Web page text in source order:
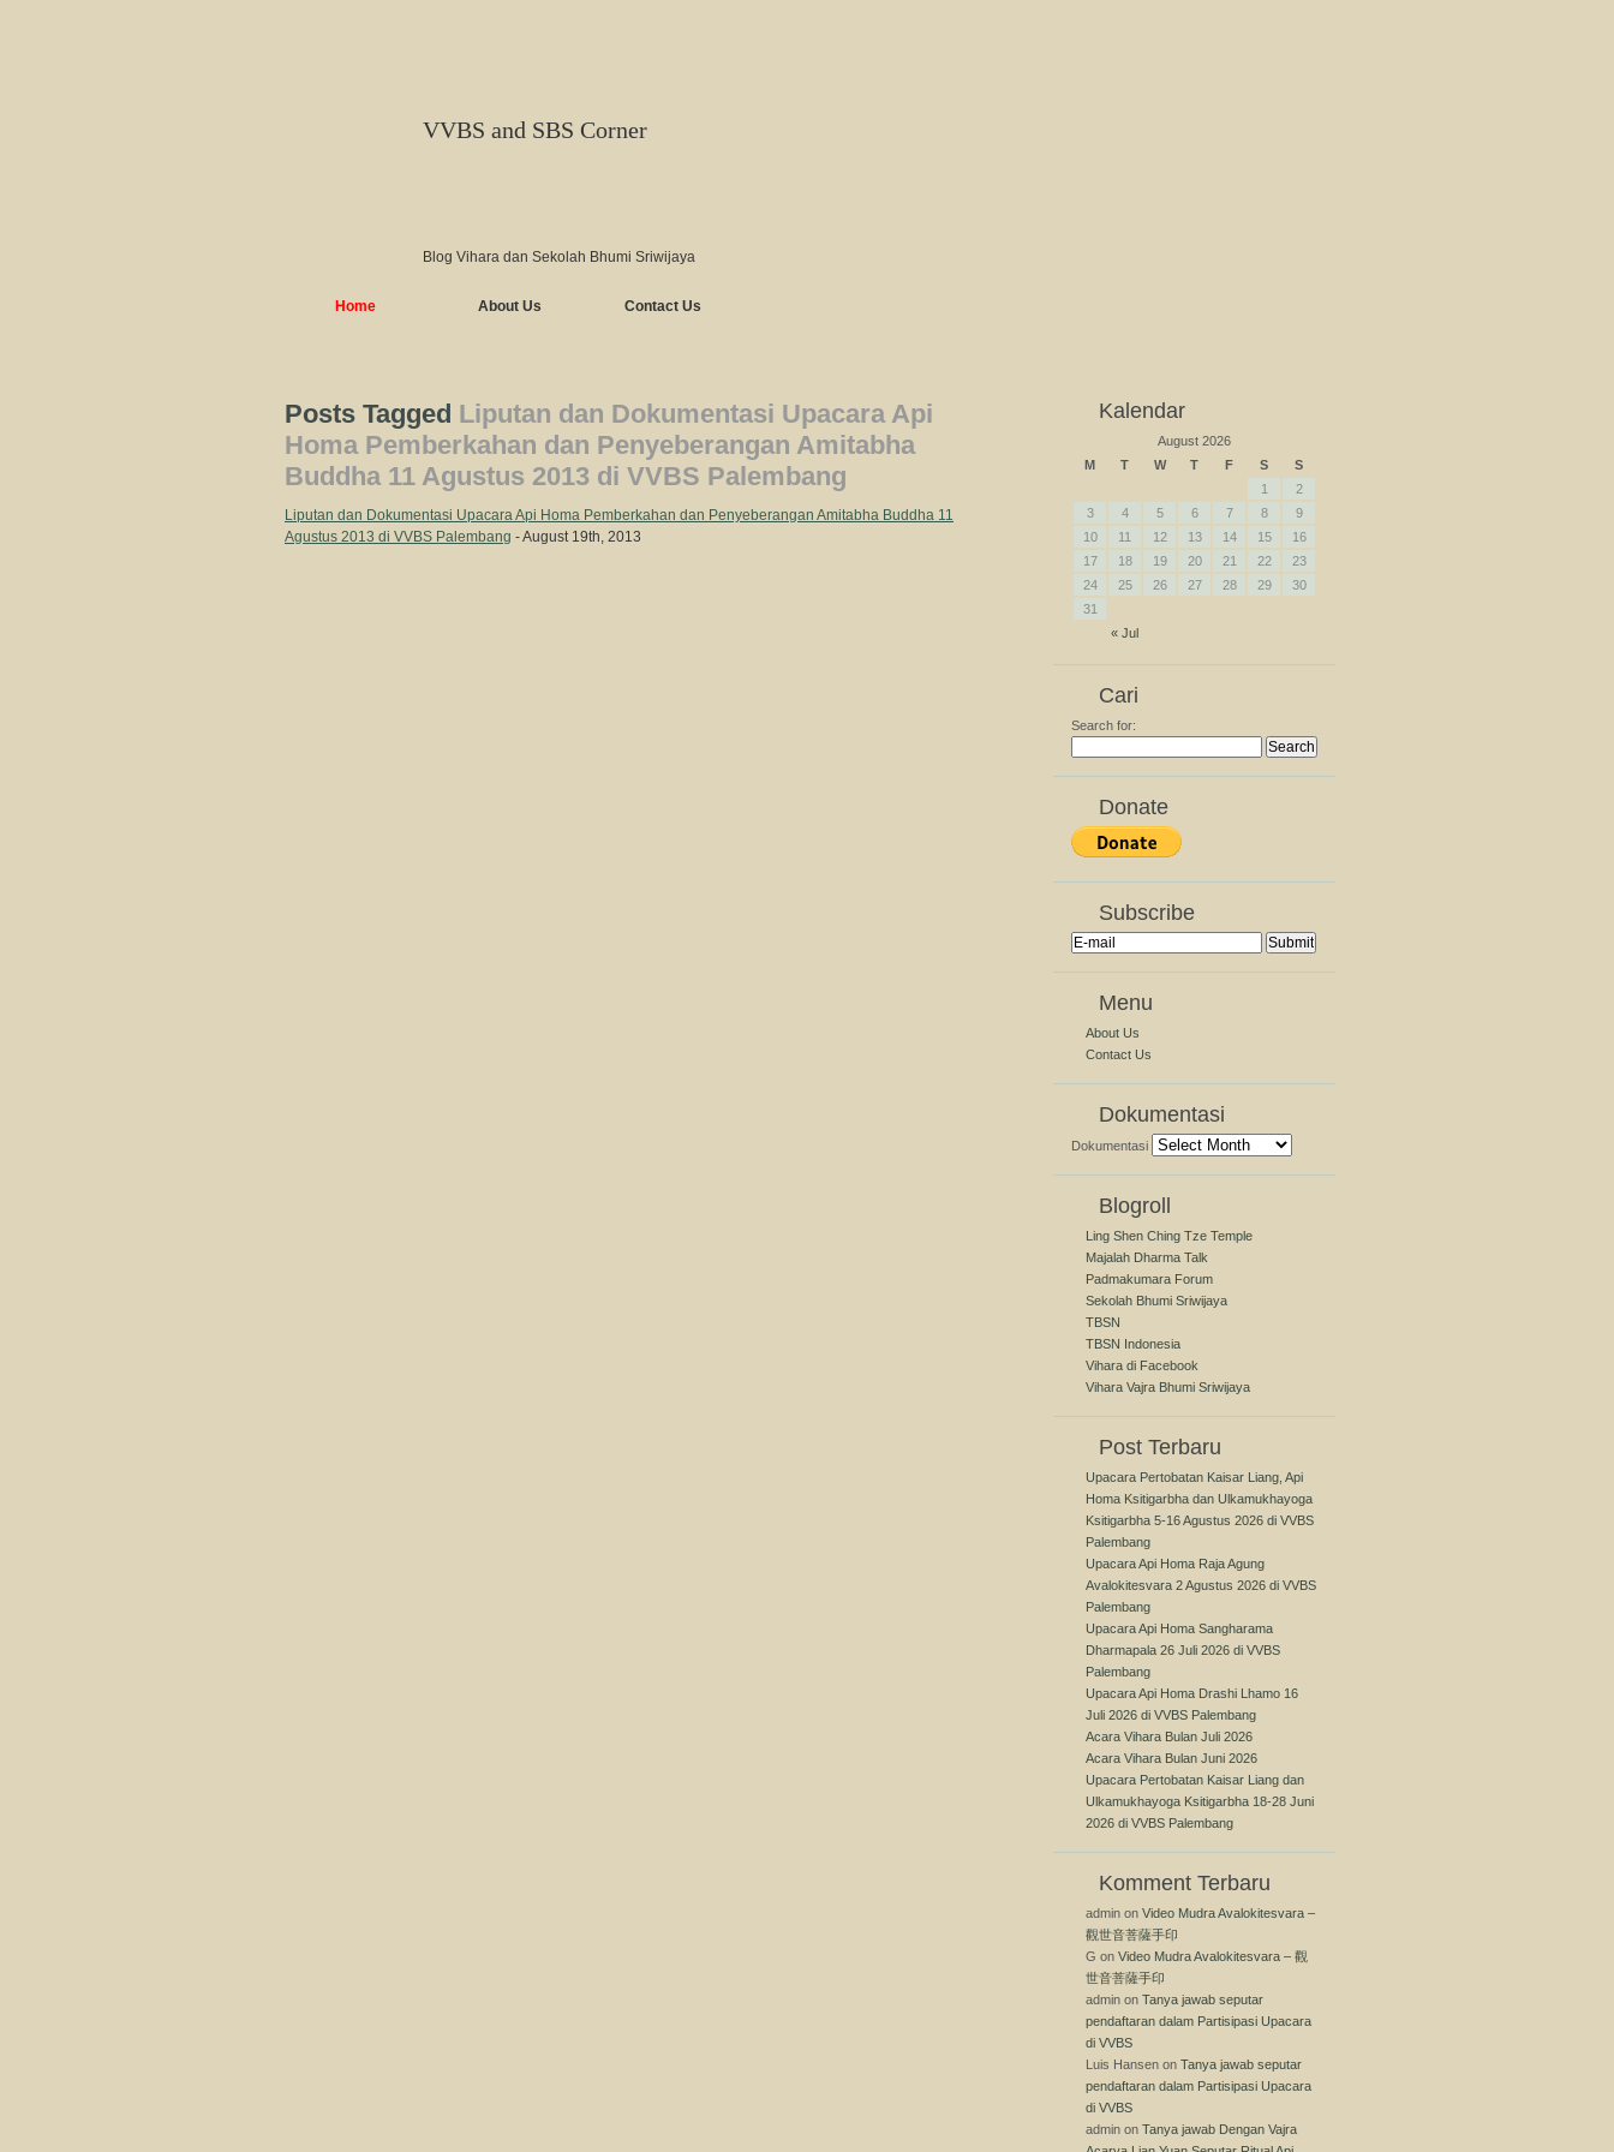
VVBS and SBS Corner
Blog Vihara dan Sekolah Bhumi Sriwijaya
Home About Us Contact Us
Posts Tagged Liputan dan Dokumentasi Upacara Api
Homa Pemberkahan dan Penyeberangan Amitabha
Buddha 11 Agustus 2013 di VVBS Palembang
Liputan dan Dokumentasi Upacara Api Homa Pemberkahan dan Penyeberangan Amitabha Buddha 11
Agustus 2013 di VVBS Palembang - August 19th, 2013
Kalendar
August 2026
M
T W T F S S
« Jul
1
2
3
4 5 6 7 8
9
10
11 12 13 14 15
16
17
18 19 20 21 22
23
24
25 26 27 28 29
30
31
Cari
Search for:
Donate
Subscribe
Menu
About Us
Contact Us
Dokumentasi
Dokumentasi
Blogroll
Ling Shen Ching Tze Temple
Majalah Dharma Talk
Padmakumara Forum
Sekolah Bhumi Sriwijaya
TBSN
TBSN Indonesia
Vihara di Facebook
Vihara Vajra Bhumi Sriwijaya
Post Terbaru
Upacara Pertobatan Kaisar Liang, Api
Homa Ksitigarbha dan Ulkamukhayoga
Ksitigarbha 5-16 Agustus 2026 di VVBS
Palembang
Upacara Api Homa Raja Agung
Avalokitesvara 2 Agustus 2026 di VVBS
Palembang
Upacara Api Homa Sangharama
Dharmapala 26 Juli 2026 di VVBS
Palembang
Upacara Api Homa Drashi Lhamo 16
Juli 2026 di VVBS Palembang
Acara Vihara Bulan Juli 2026
Acara Vihara Bulan Juni 2026
Upacara Pertobatan Kaisar Liang dan
Ulkamukhayoga Ksitigarbha 18-28 Juni
2026 di VVBS Palembang
Komment Terbaru
admin on Video Mudra Avalokitesvara –
觀世音菩薩手印
G on Video Mudra Avalokitesvara – 觀
世音菩薩手印
admin on Tanya jawab seputar
pendaftaran dalam Partisipasi Upacara
di VVBS
Luis Hansen on Tanya jawab seputar
pendaftaran dalam Partisipasi Upacara
di VVBS
admin on Tanya jawab Dengan Vajra